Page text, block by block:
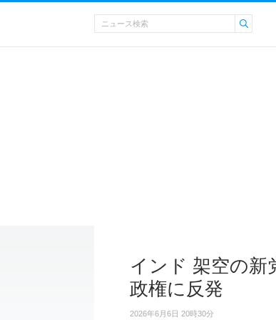
インド 架空の新
政権に反発
2026年6月6日 20時30分